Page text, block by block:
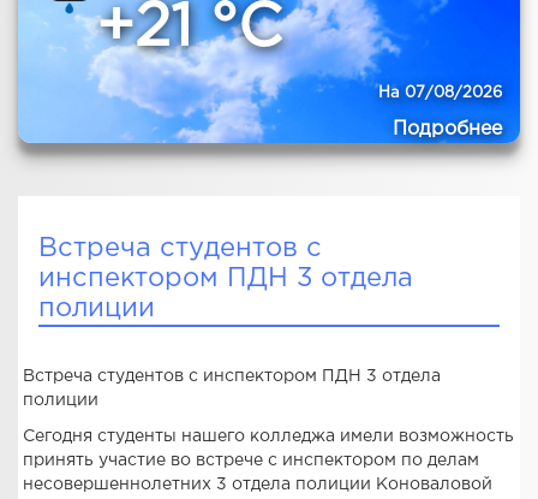
+21 °C
На 07/08/2026
Подробнее
Встреча студентов с
инспектором ПДН 3 отдела
полиции
Встреча студентов с инспектором ПДН 3 отдела
полиции
Сегодня студенты нашего колледжа имели возможность
принять участие во встрече с инспектором по делам
несовершеннолетних 3 отдела полиции Коноваловой